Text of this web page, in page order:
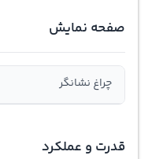
صفحه نمایش
چراغ نشانگر
قدرت و عملکرد